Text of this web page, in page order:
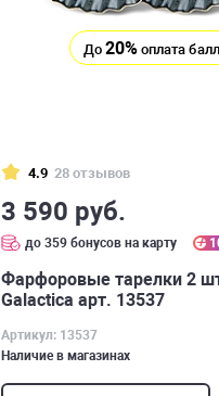
До 20% оплата
4.9 28 отзывов
3 590 руб.
до 359 бонусов на карту
Фарфоровые тарелки 2
Galactica арт. 13537
Артикул: 13537
Наличие в магазинах